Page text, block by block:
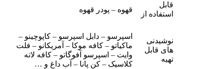
قابل
استفاده از
قهوه – پودر قهوه
نوشیدنی
های قابل
تهیه
اسپرسو – دابل اسپرسو – کاپوچینو –
ماکیاتو – کافه موکا – آمریکانو – فلت
وایت – اسپرسو آفوگاتو – کافه لاته
کلاسیک – کن پانا – آب داغ و …